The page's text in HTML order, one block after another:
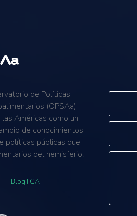
de Políticas
(OPSAa)
Américas como un
de conocimientos
políticas públicas que
del hemisferio.
Blog IICA